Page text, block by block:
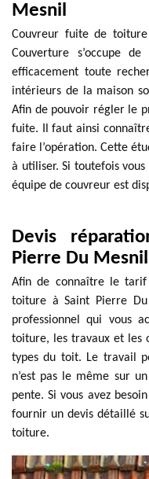
Mesnil
Couvreur fuite de
Couverture s’occupe
efficacement toute
intérieurs de la maison
Afin de pouvoir régler le
fuite. Il faut ainsi
faire l’opération. Cette
à utiliser. Si toutefois
équipe de couvreur est
Devis
Pierre Du Mesnil
Afin de connaître le
toiture à Saint Pierre
professionnel qui vous
toiture, les travaux et les
types du toit. Le travail
n’est pas le même sur
pente. Si vous avez
fournir un devis détaillé
toiture.